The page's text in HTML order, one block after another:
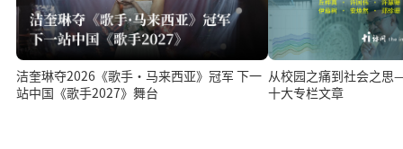
洁奎琳夺2026《歌手·马来西亚》冠军 下一
站中国《歌手2027》舞台
从校园之痛到社会之
十大专栏文章